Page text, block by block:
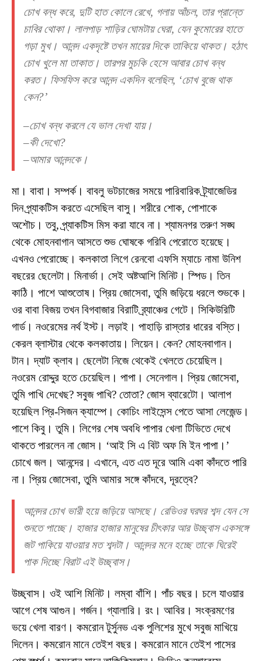
চোখ বন্ধ করে, দুটি হাত কোলে রেখে, গলায় আঁচল, তার প্রান্তে
চাবির থোকা। লালপাড় শাড়ির ঘোমটায় ঘেরা, যেন কুমোরের হাতে
গড়া মুখ। আনন্দ একদৃষ্টে তখন মায়ের দিকে তাকিয়ে থাকত। হঠাৎ
চোখ খুলে মা তাকাত। তারপর মুচকি হেসে আবার চোখ বন্ধ
করত। ফিসফিস করে আনন্দ একদিন বলেছিল, ‘চোখ বুজে থাক
কেন?’
–চোখ বন্ধ করলে যে ভাল দেখা যায়।
–কী দেখো?
–আমার আনন্দকে।
মা। বাবা। সম্পর্ক। বাবলু ভটচাজের সময়ে পারিবারিক ট্র্যাজেডির
দিন প্র্যাকটিস করতে এসেছিল বাসু। শরীরে শোক, পোশাকে
অশৌচ। তবু, প্র্যাকটিস মিস করা যাবে না। শ্যামনগর তরুণ সঙ্ঘ
থেকে মোহনবাগান আসতে শুভ ঘোষকে গরিবি পেরোতে হয়েছে।
এখনও পেরোচ্ছে। কলকাতা লিগে রেনবো এফসি ম্যাচে নামা উনিশ
বছরের ছেলেটা। মিনার্ভা। সেই অষ্টআশি মিনিট। স্পিড। তিন
কাঠি। পাশে আশুতোষ। প্রিয় জোসেবা, তুমি জড়িয়ে ধরলে শুভকে।
ওর বাবা বিজয় তখন বিগবাজার বিরাটি ব্র্যাঞ্চের গেটে। সিকিউরিটি
গার্ড। নওরেমের নর্থ ইস্ট। লড়াই। পাহাড়ি রাস্তার ধারের বস্তি।
কেরল ব্লাস্টার থেকে কলকাতায়। লিয়েন। কেন? মোহনবাগান।
টান। দ্যাট ক্লাব। ছেলেটা নিজে থেকেই খেলতে চেয়েছিল।
নওরেম রোদ্দুর হতে চেয়েছিল। পাপা। সেনেগাল। প্রিয় জোসেবা,
তুমি পাখি দেখেছ? সবুজ পাখি? তোতা? জোস ব্যারেটো। আলাপ
হয়েছিল প্রি-সিজন ক্যাম্পে। কোচিং লাইসেন্স পেতে আসা লেজেন্ড।
পাশে কিবু। তুমি। লিগের শেষ অবধি পাপার খেলা টিভিতে দেখে
থাকতে পারলেন না জোস। ‘আই সি এ বিট অফ মি ইন পাপা।’
চোখে জল। আনন্দের। এখানে, এত এত দূরে আমি একা কাঁদতে পারি
না। প্রিয় জোসেবা, তুমি আমার সঙ্গে কাঁদবে, দূরত্বে?
আনন্দর চোখ ভারী হয়ে জড়িয়ে আসছে। রেডিওর ঘরঘর শব্দ যেন সে
শুনতে পাচ্ছে। হাজার হাজার মানুষের চীৎকার আর উচ্ছ্বাস একসঙ্গে
জট পাকিয়ে যাওয়ার মত শব্দটা। আনন্দর মনে হচ্ছে তাকে ঘিরেই
পাক দিচ্ছে বিরাট এই উচ্ছ্বাস।
উচ্ছ্বাস। ওই আশি মিনিট। লম্বা বাঁশি। পাঁচ বছর। চলে যাওয়ার
আগে শেষ আগুন। গর্জন। গ্যালারি। রং। আবির। সংক্রমণের
ভয়ে খেলা বারণ। কমরোন টুর্সুনভ এক পুলিশের মুখে সবুজ মাখিয়ে
দিলেন। কমরোন মানে তেইশ বছর। কমরোন মানে তেইশ পাসের